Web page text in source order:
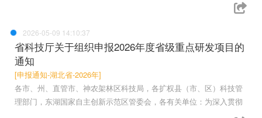
2026-05-09 14:10:37
省科技厅关于组织申报2026年度省级重点研发项目的
通知
[申报通知-湖北省-2026年]
各市、州、直管市、神农架林区科技局，各扩权县（市、区）科技管
理部门，东湖国家自主创新示范区管委会，各有关单位：为深入贯彻